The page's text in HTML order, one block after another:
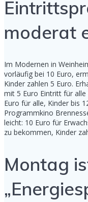
moderat
Im Modernen in
vorläufig bei 10 Euro,
Kinder zahlen 5 Euro.
mit 5 Euro Eintritt für
Euro für alle, Kinder bis
Programmkino
leicht: 10 Euro für
zu bekommen, Kinder
Montag